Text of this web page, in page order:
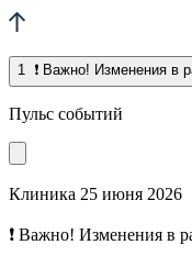
1 ❗ Важно! Изменения в
Пульс событий
Клиника 25 июня 2026
❗ Важно! Изменения в